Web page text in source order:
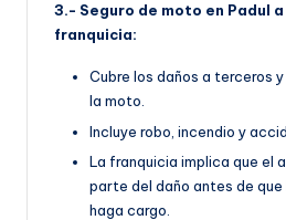
3.- Seguro de moto en Padul
franquicia:
Cubre los daños a terceros
la moto.
Incluye robo, incendio y
La franquicia implica que el
parte del daño antes de que
haga cargo.